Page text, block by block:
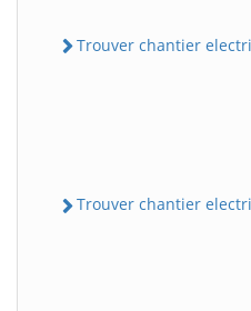
Trouver chantier
Trouver chantier